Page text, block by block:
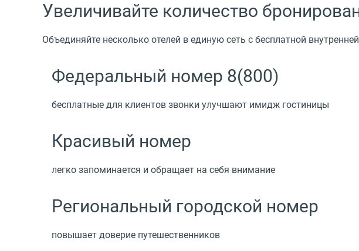
Увеличивайте количество
Объединяйте несколько отелей в единую сеть с бесплатной
Федеральный номер 8(800)
бесплатные для клиентов звонки улучшают имидж гостиницы
Красивый номер
легко запоминается и обращает на себя внимание
Региональный городской номер
повышает доверие путешественников